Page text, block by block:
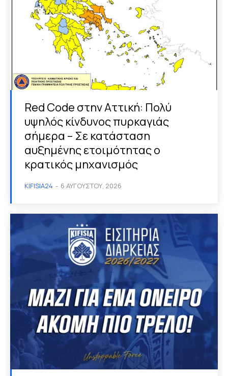
Red Code στην Αττική: Πολύ
υψηλός κίνδυνος πυρκαγιάς
σήμερα – Σε κατάσταση
αυξημένης ετοιμότητας ο
κρατικός μηχανισμός
KIFISIA24 - 6 ΑΥΓΟΎΣΤΟΥ, 2026